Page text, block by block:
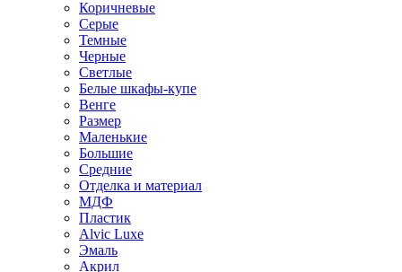
Коричневые
Серые
Темные
Черные
Светлые
Белые шкафы-купе
Венге
Размер
Маленькие
Большие
Средние
Отделка и материал
МДФ
Пластик
Alvic Luxe
Эмаль
Акрил